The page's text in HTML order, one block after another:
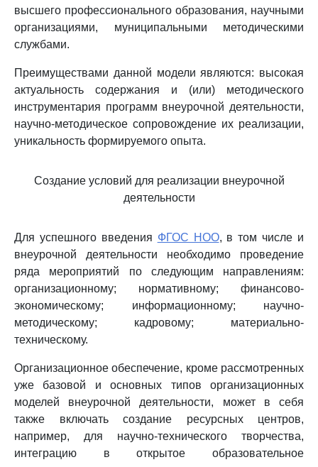
высшего профессионального образования, научными
организациями, муниципальными методическими
службами.
Преимуществами данной модели являются: высокая
актуальность содержания и (или) методического
инструментария программ внеурочной деятельности,
научно-методическое сопровождение их реализации,
уникальность формируемого опыта.
Создание условий для реализации внеурочной
деятельности
Для успешного введения ФГОС НОО, в том числе и
внеурочной деятельности необходимо проведение
ряда мероприятий по следующим направлениям:
организационному; нормативному; финансово-
экономическому; информационному; научно-
методическому; кадровому; материально-
техническому.
Организационное обеспечение, кроме рассмотренных
уже базовой и основных типов организационных
моделей внеурочной деятельности, может в себя
также включать создание ресурсных центров,
например, для научно-технического творчества,
интеграцию в открытое образовательное